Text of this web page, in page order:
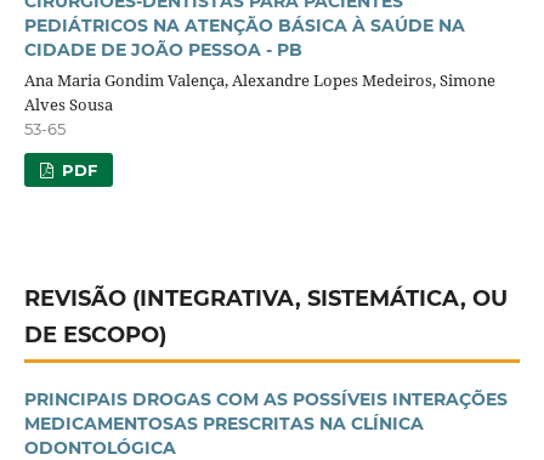
PEDIÁTRICOS NA ATENÇÃO BÁSICA À SAÚDE NA
CIDADE DE JOÃO PESSOA - PB
Ana Maria Gondim Valença, Alexandre Lopes Medeiros, Simone
Alves Sousa
53-65
PDF
REVISÃO (INTEGRATIVA, SISTEMÁTICA, OU
DE ESCOPO)
PRINCIPAIS DROGAS COM AS POSSÍVEIS INTERAÇÕES
MEDICAMENTOSAS PRESCRITAS NA CLÍNICA
ODONTOLÓGICA